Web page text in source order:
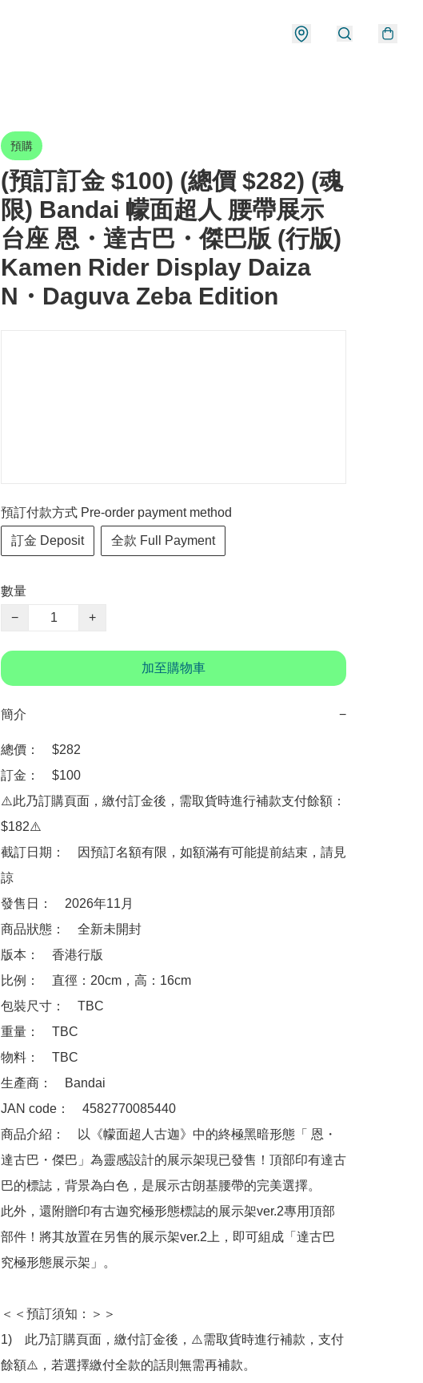
預購
(預訂訂金 $100) (總價 $282) (魂
限) Bandai 幪面超人 腰帶展示
台座 恩・達古巴・傑巴版 (行版)
Kamen Rider Display Daiza
N・Daguva Zeba Edition
預訂付款方式 Pre-order payment method
訂金 Deposit 全款 Full Payment
數量
−
+
加至購物車
簡介 −
總價：　$282
訂金：　$100
⚠️此乃訂購頁面，繳付訂金後，需取貨時進行補款支付餘額：
$182⚠️
截訂日期：　因預訂名額有限，如額滿有可能提前結束，請見
諒
發售日：　2026年11月
商品狀態：　全新未開封
版本：　香港行版
比例：　直徑：20cm，高：16cm
包裝尺寸：　TBC
重量：　TBC
物料：　TBC
生產商：　Bandai
JAN code：　4582770085440
商品介紹：　以《幪面超人古迦》中的終極黑暗形態「 恩・
達古巴・傑巴」為靈感設計的展示架現已發售！頂部印有達古
巴的標誌，背景為白色，是展示古朗基腰帶的完美選擇。
此外，還附贈印有古迦究極形態標誌的展示架ver.2專用頂部
部件！將其放置在另售的展示架ver.2上，即可組成「達古巴
究極形態展示架」。
＜＜預訂須知：＞＞
1)　此乃訂購頁面，繳付訂金後，⚠️需取貨時進行補款，支付
餘額⚠️，若選擇繳付全款的話則無需再補款。